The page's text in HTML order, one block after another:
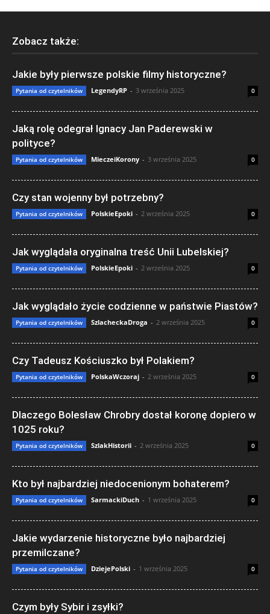
Zobacz także:
Jakie były pierwsze polskie filmy historyczne?
Pytania od czytelników LegendyRP - 3 września 2025 0
Jaką rolę odegrał Ignacy Jan Paderewski w
polityce?
Pytania od czytelników MieczeiKorony - 3 września 2025 0
Czy stan wojenny był potrzebny?
Pytania od czytelników PolskieEpoki - 2 września 2025 0
Jak wyglądała oryginalna treść Unii Lubelskiej?
Pytania od czytelników PolskieEpoki - 2 września 2025 0
Jak wyglądało życie codzienne w państwie Piastów?
Pytania od czytelników SzlacheckaDroga - 2 września 2025 0
Czy Tadeusz Kościuszko był Polakiem?
Pytania od czytelników PolskaWczoraj - 2 września 2025 0
Dlaczego Bolesław Chrobry dostał koronę dopiero w
1025 roku?
Pytania od czytelników SzlakHistorii - 2 września 2025 0
Kto był najbardziej niedocenionym bohaterem?
Pytania od czytelników SarmackiDuch - 1 września 2025 0
Jakie wydarzenie historyczne było najbardziej
przemilczane?
Pytania od czytelników DziejePolski - 1 września 2025 0
Czym były Sybir i zsyłki?